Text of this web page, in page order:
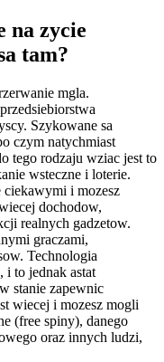
na zycie
tam?
mgla.
Szykowane sa
czym natychmiast
tego rodzaju wziac jest to
wsteczne i loterie.
ciekawymi i mozesz
dochodow,
realnych gadzetow.
graczami,
Technologia
i to jednak astat
stanie zapewnic
wiecej i mozesz mogli
(free spiny), danego
oraz innych ludzi,